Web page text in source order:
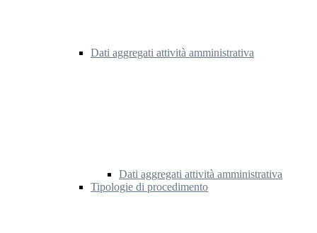
Dati aggregati attività amministrativa
Dati aggregati attività amministrativa
Tipologie di procedimento